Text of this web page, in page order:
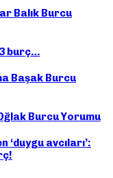
Balık Burcu
burç…
Başak Burcu
Burcu Yorumu
avcıları’: